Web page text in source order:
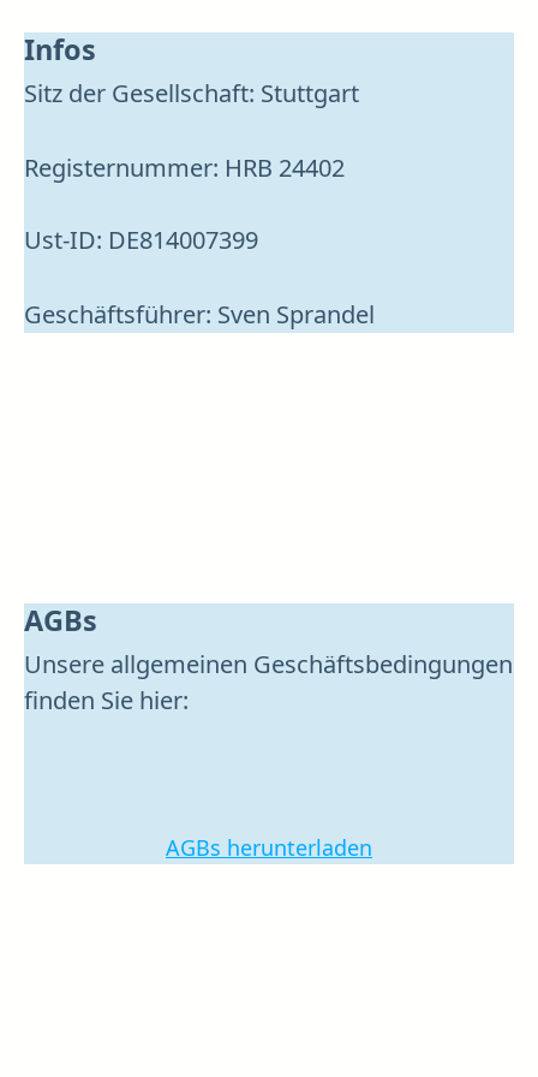
Infos
Sitz der Gesellschaft: Stuttgart
Registernummer: HRB 24402
Ust-ID: DE814007399
Geschäftsführer: Sven Sprandel
AGBs
Unsere allgemeinen Geschäftsbedingungen
finden Sie hier:
AGBs herunterladen